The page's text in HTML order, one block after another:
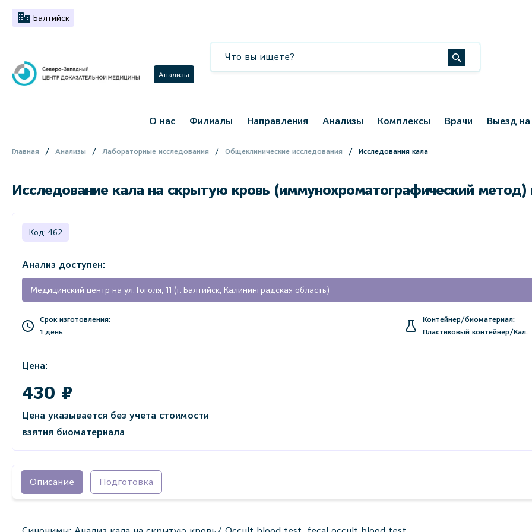
Балтийск
Анализы
О нас Филиалы Направления Анализы Комплексы Врачи Выезд
Главная Анализы Лабораторные исследования Общеклинические исследования Исследования кала
Исследование кала на скрытую кровь (иммунохроматографический метод)
Код: 462
Анализ доступен:
Медицинский центр на ул. Гоголя, 11 (г. Балтийск, Калининградская область)
Срок изготовления:
1 день
Контейнер/биоматериал:
Пластиковый контейнер/Кал.
Цена:
430 ₽
Цена указывается без учета стоимости
взятия биоматериала
Описание Подготовка